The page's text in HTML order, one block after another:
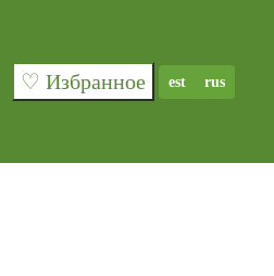
♡ Избранное est rus